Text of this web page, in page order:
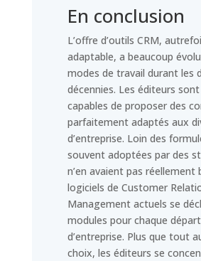
En conclusion
L’offre d’outils CRM,
adaptable, a beaucoup
modes de travail durant les
décennies. Les éditeurs sont
capables de proposer des
parfaitement adaptés aux
d’entreprise. Loin des
souvent adoptées par des
n’en avaient pas réellement
logiciels de Customer
Management actuels se
modules pour chaque
d’entreprise. Plus que tout
choix, les éditeurs se